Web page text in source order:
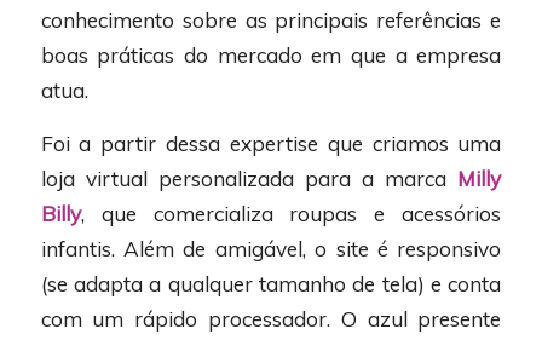
conhecimento sobre as principais referências e
boas práticas do mercado em que a empresa
atua.
Foi a partir dessa expertise que criamos uma
loja virtual personalizada para a marca Milly
Billy, que comercializa roupas e acessórios
infantis. Além de amigável, o site é responsivo
(se adapta a qualquer tamanho de tela) e conta
com um rápido processador. O azul presente